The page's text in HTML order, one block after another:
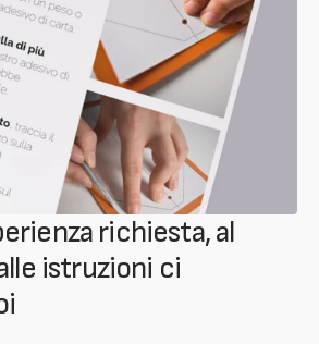
richiesta, al
istruzioni ci